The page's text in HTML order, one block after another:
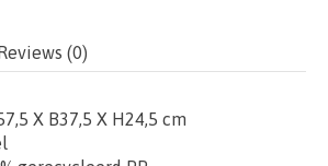
(0)
X B37,5 X H24,5 cm